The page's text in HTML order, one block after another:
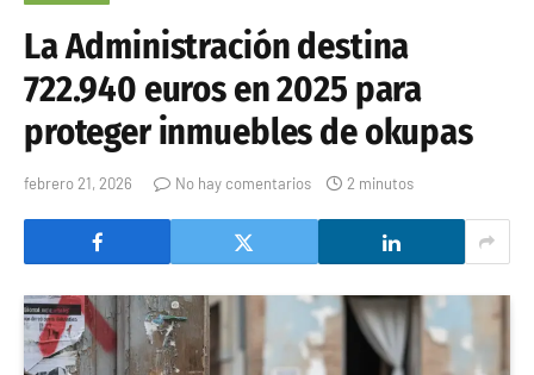
La Administración destina
722.940 euros en 2025 para
proteger inmuebles de okupas
febrero 21, 2026 No hay comentarios 2 minutos